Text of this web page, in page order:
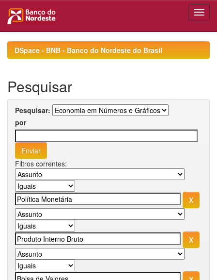
navigationDSpace - BNB - Banco do Nordeste do Brasil
Pesquisar
Pesquisar:
por
Filtros correntes: